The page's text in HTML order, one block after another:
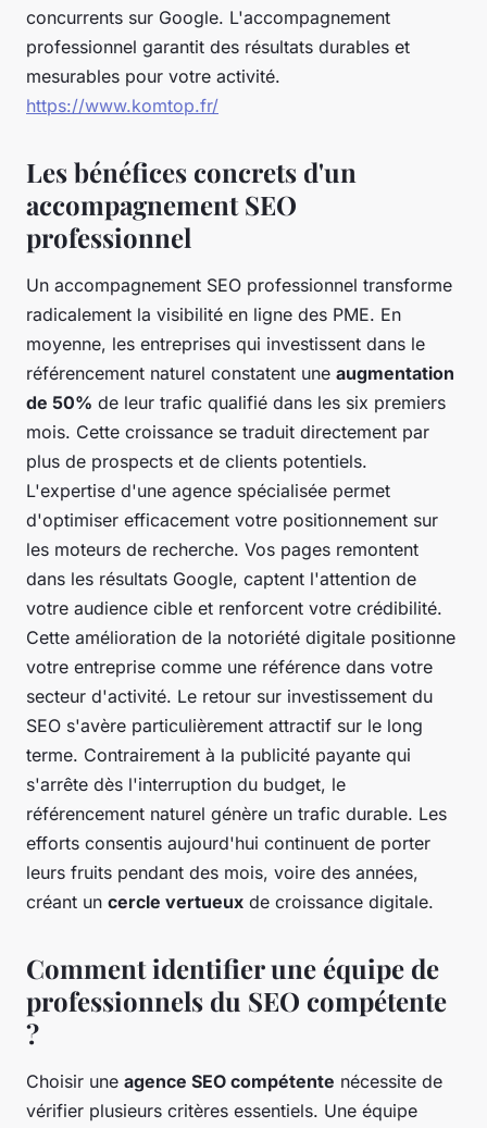
concurrents sur Google. L'accompagnement
professionnel garantit des résultats durables et
mesurables pour votre activité.
https://www.komtop.fr/
Les bénéfices concrets d'un
accompagnement SEO
professionnel
Un accompagnement SEO professionnel transforme
radicalement la visibilité en ligne des PME. En
moyenne, les entreprises qui investissent dans le
référencement naturel constatent une augmentation
de 50% de leur trafic qualifié dans les six premiers
mois. Cette croissance se traduit directement par
plus de prospects et de clients potentiels.
L'expertise d'une agence spécialisée permet
d'optimiser efficacement votre positionnement sur
les moteurs de recherche. Vos pages remontent
dans les résultats Google, captent l'attention de
votre audience cible et renforcent votre crédibilité.
Cette amélioration de la notoriété digitale positionne
votre entreprise comme une référence dans votre
secteur d'activité. Le retour sur investissement du
SEO s'avère particulièrement attractif sur le long
terme. Contrairement à la publicité payante qui
s'arrête dès l'interruption du budget, le
référencement naturel génère un trafic durable. Les
efforts consentis aujourd'hui continuent de porter
leurs fruits pendant des mois, voire des années,
créant un cercle vertueux de croissance digitale.
Comment identifier une équipe de
professionnels du SEO compétente
?
Choisir une agence SEO compétente nécessite de
vérifier plusieurs critères essentiels. Une équipe